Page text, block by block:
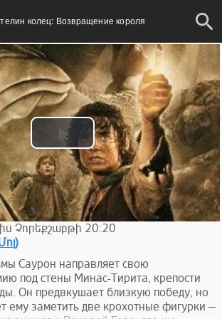
колец: Возвращение короля
Play
Video
Չորեքշաբթի 20:20
Саурон направляет свою
под стены Минас-Тирита, крепости
Он предвкушает близкую победу, но
ему заметить две крохотные фигурки —